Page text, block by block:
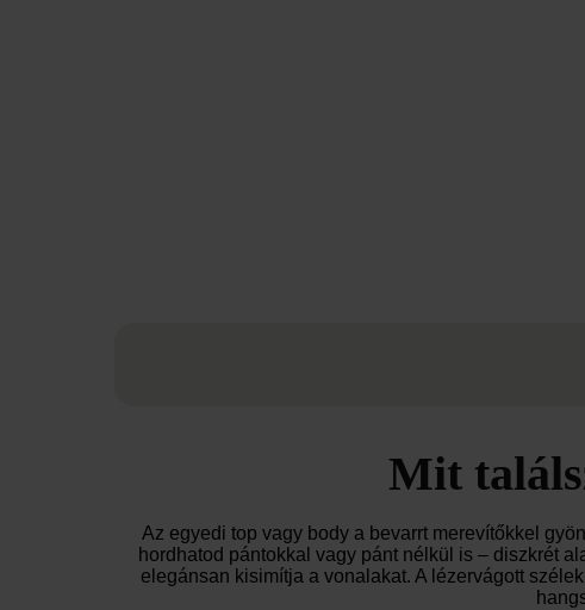
Mit
Az egyedi top vagy body a bevarrt merevítőkkel
hordhatod pántokkal vagy pánt nélkül is – diszkrét
elegánsan kisimítja a vonalakat. A lézervágott